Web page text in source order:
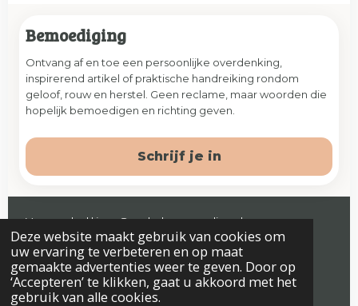
Deze website maakt gebruik van cookies om
uw ervaring te verbeteren en op maat
gemaakte advertenties weer te geven. Door op
‘Accepteren’ te klikken, gaat u akkoord met het
gebruik van alle cookies.
Bemoediging
Ontvang af en toe een persoonlijke overdenking,
inspirerend artikel of praktische handreiking rondom
geloof, rouw en herstel. Geen reclame, maar woorden die
hopelijk bemoedigen en richting geven.
Schrijf je in
Veenendaal | jaap@prelude-counseling.nl
© 2026 Prelude. Alle rechten voorbehouden.
Algemene voorwaardenPrivacyverklaring & Disclaimer